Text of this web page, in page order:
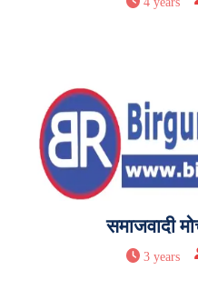
समाजवादी
3 years